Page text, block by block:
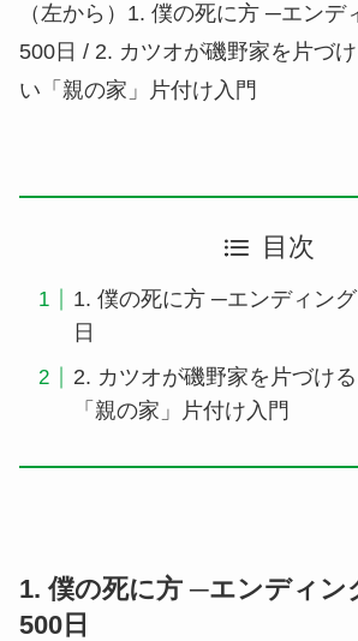
（左から）1. 僕の死に方 ─エンデ
500日 / 2. カツオが磯野家を片づ
い「親の家」片付け入門
目次
1. 僕の死に方 ─エンディン
日
2. カツオが磯野家を片づけ
「親の家」片付け入門
1. 僕の死に方 ─エンディン
500日